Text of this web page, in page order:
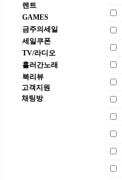
렌트
GAMES
금주의세일
세일쿠폰
TV/라디오
흘러간노래
북리뷰
고객지원
채팅방